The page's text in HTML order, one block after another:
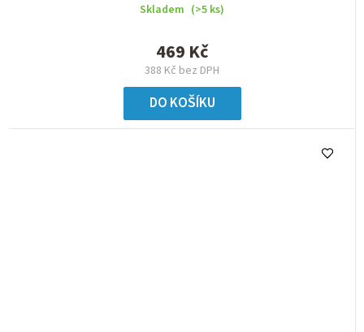
Skladem (>5 ks)
388 Kč bez DPH
469 Kč
DO KOŠÍKU